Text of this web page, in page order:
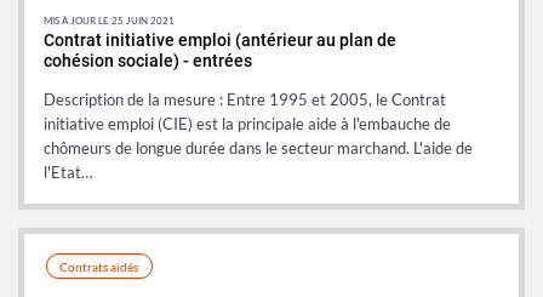
Contrat initiative emploi (antérieur au plan de
cohésion sociale) - entrées
Description de la mesure : Entre 1995 et 2005, le Contrat
initiative emploi (CIE) est la principale aide à l'embauche de
chômeurs de longue durée dans le secteur marchand. L'aide de
l'Etat…
MIS À JOUR LE 25 JUIN 2021
Contrats aidés